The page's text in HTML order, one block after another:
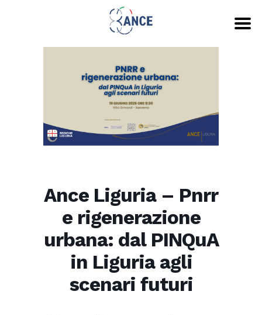
Ance Liguria – Pnrr
e rigenerazione
urbana: dal PINQuA
in Liguria agli
scenari futuri